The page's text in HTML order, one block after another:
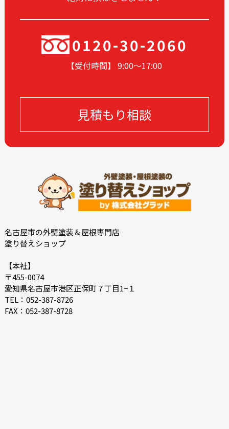
2024-04
2024-03
2024-02
2023-12
2023-11
2023-09
2023-06
2023-05
2023-03
2023-02
2023-01
2022-12
2022-11
2022-08
2022-07
2022-06
2022-05
2022-04
2022-03
2022-02
2021-12
2021-04
2021-02
2020-12
0120-30-2060
【受付時間】 9:00〜17:00
見積もり相談
名古屋市の外壁塗装＆屋根専門店
塗り替えショップ
【本社】
〒455-0074
愛知県名古屋市港区正保町７丁目1−１
TEL：052-387-8726
FAX：052-387-8728